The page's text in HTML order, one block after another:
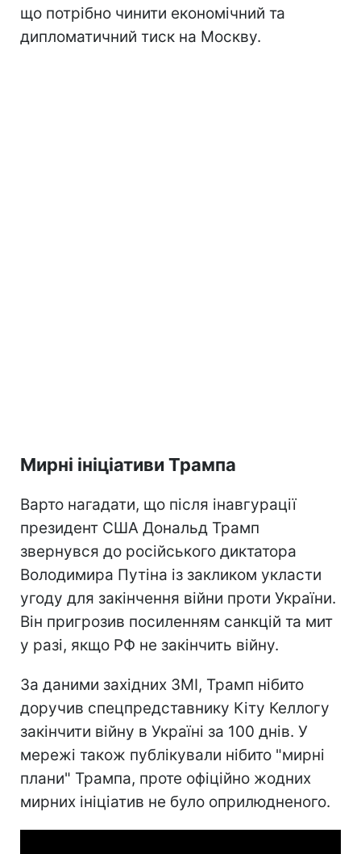
що потрібно чинити економічний та
дипломатичний тиск на Москву.
Мирні ініціативи Трампа
Варто нагадати, що після інавгурації
президент США Дональд Трамп
звернувся до російського диктатора
Володимира Путіна із закликом укласти
угоду для закінчення війни проти України.
Він пригрозив посиленням санкцій та мит
у разі, якщо РФ не закінчить війну.
За даними західних ЗМІ, Трамп нібито
доручив спецпредставнику Кіту Келлогу
закінчити війну в Україні за 100 днів. У
мережі також публікували нібито "мирні
плани" Трампа, проте офіційно жодних
мирних ініціатив не було оприлюдненого.